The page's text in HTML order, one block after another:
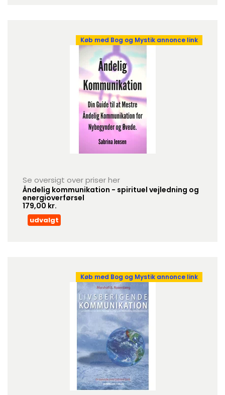
Køb med Bog og Mystik annonce link
Se oversigt over priser her
Åndelig kommunikation - spirituel vejledning og
energioverførsel
179,00 kr.
udvalgt
Køb med Bog og Mystik annonce link